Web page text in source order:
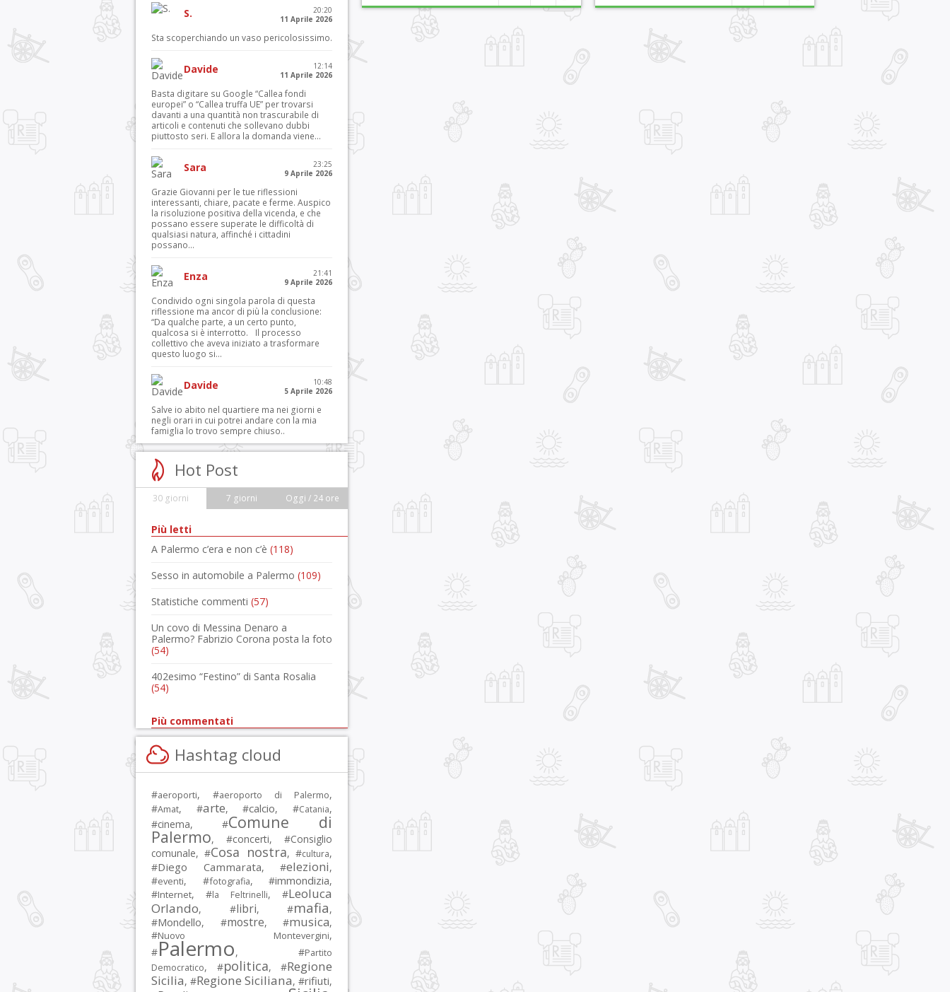
S.
20:20
11 Aprile 2026
Sta scoperchiando un vaso pericolosissimo.
Davide
12:14
11 Aprile 2026
Basta digitare su Google “Callea fondi
europei” o “Callea truffa UE” per trovarsi
davanti a una quantità non trascurabile di
articoli e contenuti che sollevano dubbi
piuttosto seri. E allora la domanda viene...
Sara
23:25
9 Aprile 2026
Grazie Giovanni per le tue riflessioni
interessanti, chiare, pacate e ferme. Auspico
la risoluzione positiva della vicenda, e che
possano essere superate le difficoltà di
qualsiasi natura, affinché i cittadini
possano...
Enza
21:41
9 Aprile 2026
Condivido ogni singola parola di questa
riflessione ma ancor di più la conclusione:
“Da qualche parte, a un certo punto,
qualcosa si è interrotto. Il processo
collettivo che aveva iniziato a trasformare
questo luogo si...
Davide
10:48
5 Aprile 2026
Salve io abito nel quartiere ma nei giorni e
negli orari in cui potrei andare con la mia
famiglia lo trovo sempre chiuso..
Hot Post
30 giorni 7 giorni Oggi / 24 ore
Più letti
A Palermo c’era e non c’è (118)
Sesso in automobile a Palermo (109)
Statistiche commenti (57)
Un covo di Messina Denaro a
Palermo? Fabrizio Corona posta la foto
(54)
402esimo “Festino” di Santa Rosalia
(54)
Più commentati
Hashtag cloud
#aeroporti, #aeroporto di Palermo,
#Amat, #arte, #calcio, #Catania,
#cinema, #Comune di
Palermo, #concerti, #Consiglio
comunale, #Cosa nostra, #cultura,
#Diego Cammarata, #elezioni,
#eventi, #fotografia, #immondizia,
#Internet, #la Feltrinelli, #Leoluca
Orlando, #libri, #mafia,
#Mondello, #mostre, #musica,
#Nuovo Montevergini,
#Palermo, #Partito
Democratico, #politica, #Regione
Sicilia, #Regione Siciliana, #rifiuti,